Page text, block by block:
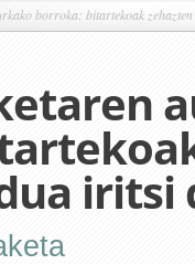
borroka: bitartekoak
iritsi